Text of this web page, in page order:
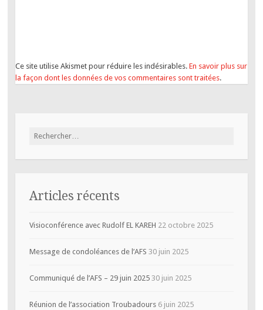
Ce site utilise Akismet pour réduire les indésirables. En savoir plus sur
la façon dont les données de vos commentaires sont traitées.
Rechercher :
Articles récents
Visioconférence avec Rudolf EL KAREH 22 octobre 2025
Message de condoléances de l’AFS 30 juin 2025
Communiqué de l’AFS – 29 juin 2025 30 juin 2025
Réunion de l’association Troubadours 6 juin 2025